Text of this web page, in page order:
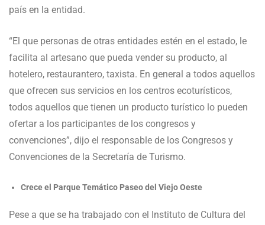
país en la entidad.
“El que personas de otras entidades estén en el estado, le
facilita al artesano que pueda vender su producto, al
hotelero, restaurantero, taxista. En general a todos aquellos
que ofrecen sus servicios en los centros ecoturísticos,
todos aquellos que tienen un producto turístico lo pueden
ofertar a los participantes de los congresos y
convenciones”, dijo el responsable de los Congresos y
Convenciones de la Secretaría de Turismo.
Crece el Parque Temático Paseo del Viejo Oeste
Pese a que se ha trabajado con el Instituto de Cultura del